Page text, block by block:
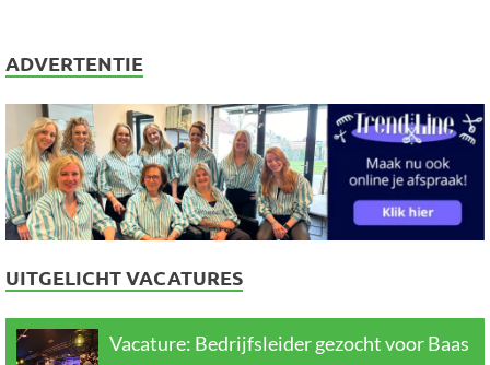
ADVERTENTIE
UITGELICHT VACATURES
Vacature: Bedrijfsleider gezocht voor Baas